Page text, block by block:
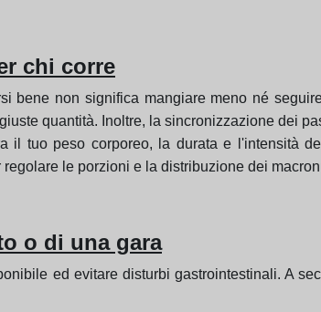
chi corre
bene non significa mangiare meno né
quantità. Inoltre, la sincronizzazione dei
il tuo peso corporeo, la durata e l'intensità
le porzioni e la distribuzione dei
o di una gara
ed evitare disturbi gastrointestinali. A